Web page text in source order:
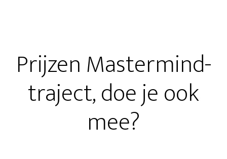
Prijzen Mastermind-
traject, doe je ook
mee?